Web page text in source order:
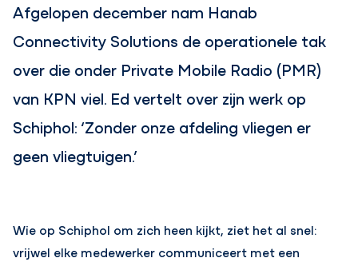
Afgelopen december nam Hanab
Connectivity Solutions de operationele tak
over die onder Private Mobile Radio (PMR)
van KPN viel. Ed vertelt over zijn werk op
Schiphol: ‘Zonder onze afdeling vliegen er
geen vliegtuigen.’
Wie op Schiphol om zich heen kijkt, ziet het al snel:
vrijwel elke medewerker communiceert met een